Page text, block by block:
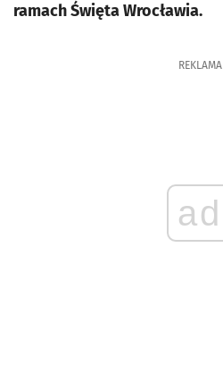
ramach Święta Wrocławia.
REKLAMA
ad